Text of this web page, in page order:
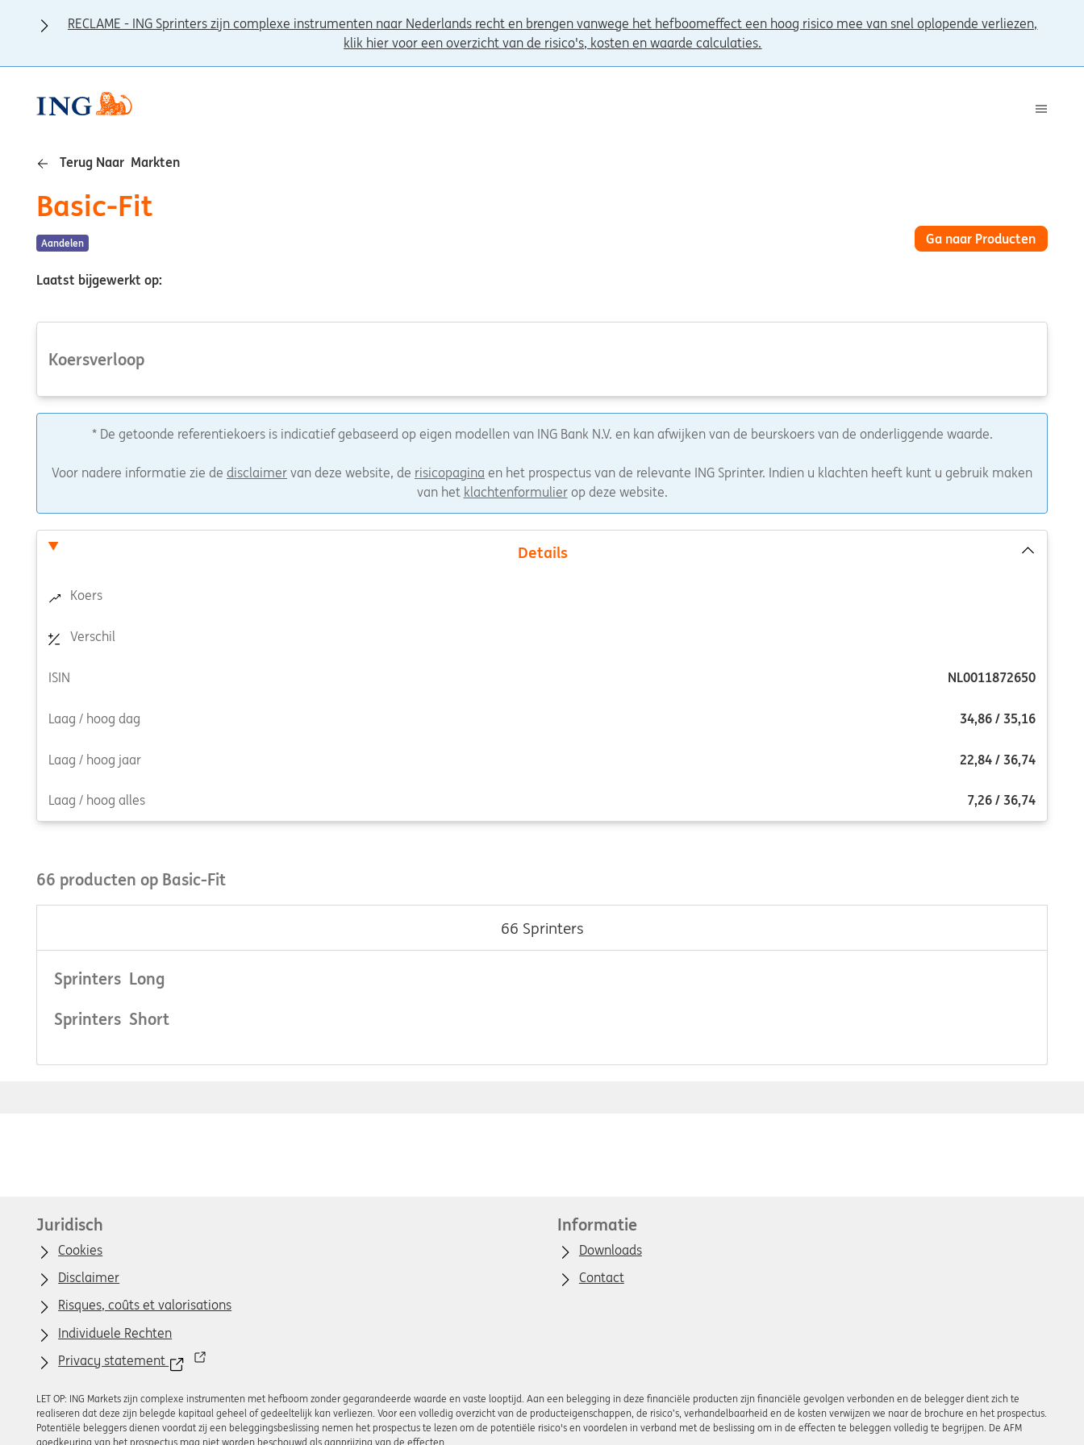
RECLAME - ING Sprinters zijn complexe instrumenten naar Nederlands recht en brengen vanwege het hefboomeffect een hoog risico mee van snel oplopende verliezen,
klik hier voor een overzicht van de risico's, kosten en waarde calculaties.
Terug Naar Markten
Basic-Fit
Aandelen
Laatst bijgewerkt op:
Ga naar Producten
Koersverloop
* De getoonde referentiekoers is indicatief gebaseerd op eigen modellen van ING Bank N.V. en kan afwijken van de beurskoers van de onderliggende waarde.
Voor nadere informatie zie de disclaimer van deze website, de risicopagina en het prospectus van de relevante ING Sprinter. Indien u klachten heeft kunt u gebruik maken
van het klachtenformulierop deze website.
Details
Koers
Verschil
ISIN NL0011872650
Laag / hoog dag 34,86/35,16
Laag / hoog jaar 22,84/36,74
Laag / hoog alles 7,26/36,74
66 producten op Basic-Fit
66 Sprinters
Sprinters Long
Sprinters Short
Juridisch
Cookies
Disclaimer
Risques, coûts et valorisations
Individuele Rechten
Privacy statement
Informatie
Downloads
Contact
LET OP: ING Markets zijn complexe instrumenten met hefboom zonder gegarandeerde waarde en vaste looptijd. Aan een belegging in deze financiële producten zijn financiële gevolgen verbonden en de belegger dient zich te
realiseren dat deze zijn belegde kapitaal geheel of gedeeltelijk kan verliezen. Voor een volledig overzicht van de producteigenschappen, de risico’s, verhandelbaarheid en de kosten verwijzen we naar de brochure en het prospectus.
Potentiële beleggers dienen voordat zij een beleggingsbeslissing nemen het prospectus te lezen om de potentiële risico's en voordelen in verband met de beslissing om in de effecten te beleggen volledig te begrijpen. De AFM
goedkeuring van het prospectus mag niet worden beschouwd als aanprijzing van de effecten.